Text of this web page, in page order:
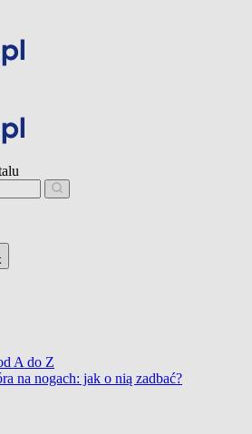
A do Z
na nogach: jak o nią zadbać?